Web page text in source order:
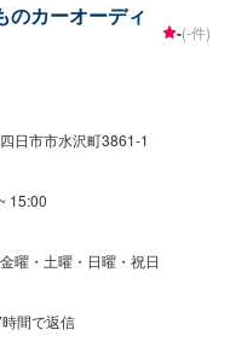
カーオーディ
-(-件)
日市市水沢町3861-1
15:00
曜・土曜・日曜・祝日
間で返信